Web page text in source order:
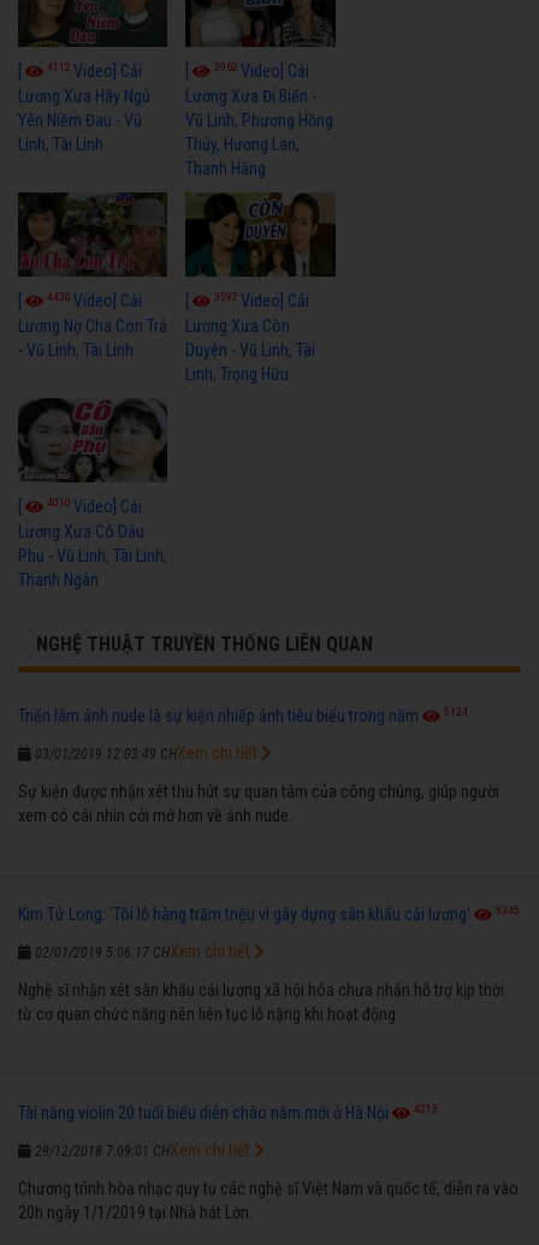
4112 Video] Cải
Lương Xưa Hãy Ngủ
Yên Niềm Đau - Vũ
Linh, Tài Linh
3962Video] Cải
Lương Xưa Đi Biển -
Vũ Linh, Phương Hồng
Thủy, Hương Lan,
Thanh Hằng
4430 Video] Cải
Lương Nợ Cha Con Trả
- Vũ Linh, Tài Linh
3597Video] Cải
Lương Xưa Còn
Duyên - Vũ Linh, Tài
Linh, Trọng Hữu
[ 4010 Video] Cải
Lương Xưa Cô Dâu
Phụ - Vũ Linh, Tài Linh,
Thanh Ngân
NGHỆ THUẬT TRUYỀN THỐNG LIÊN QUAN
Triển lãm ảnh nude là sự kiện nhiếp ảnh tiêu biểu trong năm 5124
03/01/2019 12:03:49 CH
Sự kiện được nhận xét thu hút sự quan tâm của công chúng, giúp người
xem có cái nhìn cởi mở hơn về ảnh nude.
Xem chi tiết
Kim Tử Long: 'Tôi lỗ hàng trăm triệu vì gây dựng sân khấu cải lương' 5345
02/01/2019 5:06:17 CH
Nghệ sĩ nhận xét sân khấu cải lương xã hội hóa chưa nhận hỗ trợ kịp thời
từ cơ quan chức năng nên liên tục lỗ nặng khi hoạt động.
Xem chi tiết
Tài năng violin 20 tuổi biểu diễn chào năm mới ở Hà Nội 4213
29/12/2018 7:09:01 CH
Chương trình hòa nhạc quy tụ các nghệ sĩ Việt Nam và quốc tế, diễn ra vào
20h ngày 1/1/2019 tại Nhà hát Lớn.
Xem chi tiết